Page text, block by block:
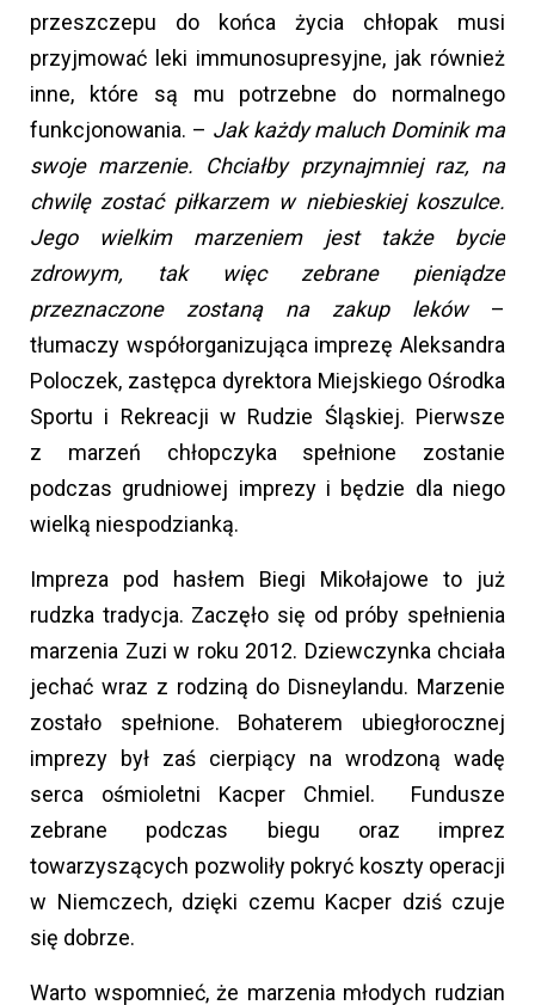
przeszczepu do końca życia chłopak musi
przyjmować leki immunosupresyjne, jak również
inne, które są mu potrzebne do normalnego
funkcjonowania. – Jak każdy maluch Dominik ma
swoje marzenie. Chciałby przynajmniej raz, na
chwilę zostać piłkarzem w niebieskiej koszulce.
Jego wielkim marzeniem jest także bycie
zdrowym, tak więc zebrane pieniądze
przeznaczone zostaną na zakup leków–
tłumaczy współorganizująca imprezę Aleksandra
Poloczek, zastępca dyrektora Miejskiego Ośrodka
Sportu i Rekreacji w Rudzie Śląskiej. Pierwsze
z marzeń chłopczyka spełnione zostanie
podczas grudniowej imprezy i będzie dla niego
wielką niespodzianką.
Impreza pod hasłem Biegi Mikołajowe to już
rudzka tradycja. Zaczęło się od próby spełnienia
marzenia Zuzi w roku 2012. Dziewczynka chciała
jechać wraz z rodziną do Disneylandu. Marzenie
zostało spełnione. Bohaterem ubiegłorocznej
imprezy był zaś cierpiący na wrodzoną wadę
serca ośmioletni Kacper Chmiel. Fundusze
zebrane podczas biegu oraz imprez
towarzyszących pozwoliły pokryć koszty operacji
w Niemczech, dzięki czemu Kacper dziś czuje
się dobrze.
Warto wspomnieć, że marzenia młodych rudzian